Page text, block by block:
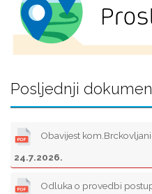
Posljednji
Obavijest
24.7.2026.
Odluka o provedbi